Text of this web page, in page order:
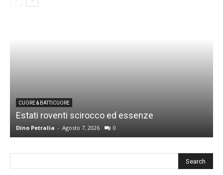
CUORE & BATTICUORE
Estati roventi scirocco ed essenze
Dino Petralia - Agosto 7, 2026 0